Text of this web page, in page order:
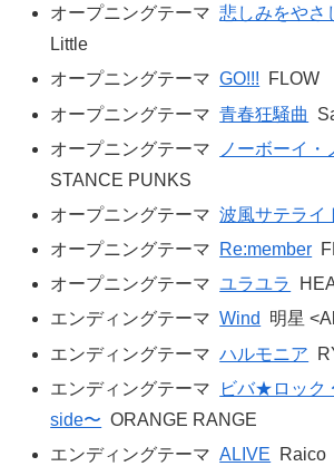
オープニングテーマ 悲しみをやさ
Little
オープニングテーマ GO!!!
FLOW
オープニングテーマ 青春狂騒曲
オープニングテーマ
ノーボーイ・
STANCE PUNKS
オープニングテーマ 波風サテライ
オープニングテーマ
Re:member
オープニングテーマ ユラユラ
エンディングテーマ Wind
明星
エンディングテーマ ハルモニア
エンディングテーマ
ビバ★ロック
side〜 ORANGE RANGE
エンディングテーマ ALIVE
Raico